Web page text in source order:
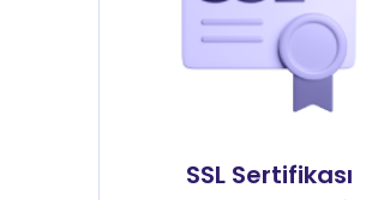
SSL Sertifikası